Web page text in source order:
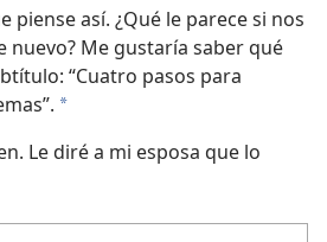
piense así. ¿Qué le parece si nos
nuevo? Me gustaría saber qué
“Cuatro pasos para
*
Le diré a mi esposa que lo